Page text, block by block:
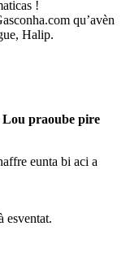
!
qu’avèn
Halip.
Lou praoube pire
eunta bi aci a
esventat.